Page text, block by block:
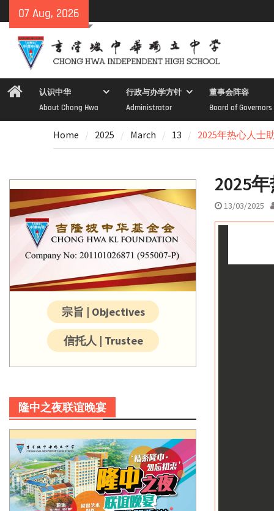
to
content
07 Aug, 2026
Home认识中华
About Chong Hwa
行政与办学方针
Administrator
董事会阵容
Board of Governors
Home 2025 March 13 2025年热心人士
2025
13/03/2025
宗旨 | Objectives
信托人 | Trustee
隆中之夜联谊晚宴